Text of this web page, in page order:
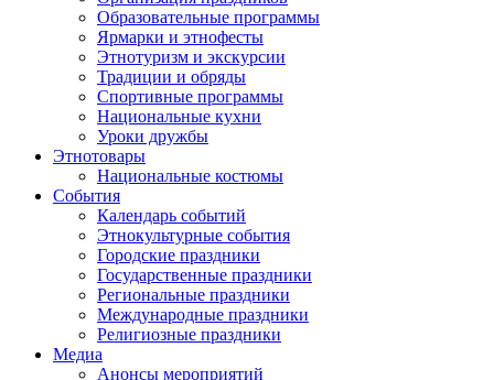
Образовательные программы
Ярмарки и этнофесты
Этнотуризм и экскурсии
Традиции и обряды
Спортивные программы
Национальные кухни
Уроки дружбы
Этнотовары
Национальные костюмы
События
Календарь событий
Этнокультурные события
Городские праздники
Государственные праздники
Региональные праздники
Международные праздники
Религиозные праздники
Медиа
Анонсы мероприятий